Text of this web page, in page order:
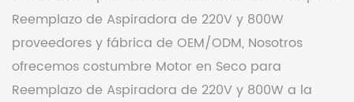
Reemplazo de Aspiradora de 220V y 800W
proveedores y fábrica de OEM/ODM, Nosotros
ofrecemoscostumbre Motor en Seco para
Reemplazo de Aspiradora de 220V y 800W a la